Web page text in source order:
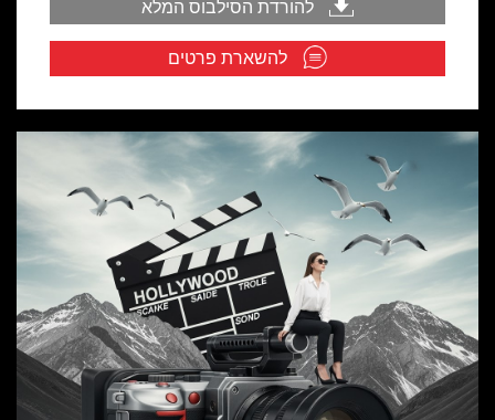
להורדת הסילבוס המלא
להשארת פרטים